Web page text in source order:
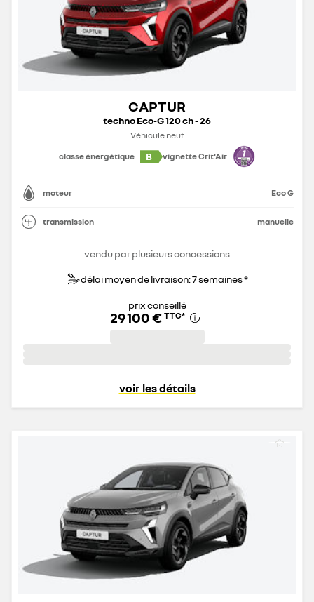
CAPTUR
techno Eco-G 120 ch - 26
Véhicule neuf
classe énergétique
B vignette Crit'Air
moteur Eco G
transmission manuelle
vendu par plusieurs concessions
délai moyen de livraison: 7 semaines *
prix conseillé
29 100 € TTC*
voir les détails